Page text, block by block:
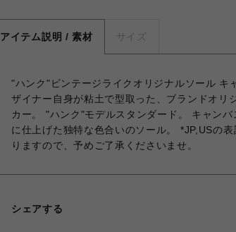
アイテム説明 / 素材 サイズ
"ハンク"ビンテージライクオリジナルソール キ
ザイナー自身が粘土で型取った、ブランドオリ
カー。 "ハンク"モデルスタンダード。 キャン
に仕上げた独特な色合いのソール。 *JP,USの
りますので、予めご了承くださいませ。
シェアする